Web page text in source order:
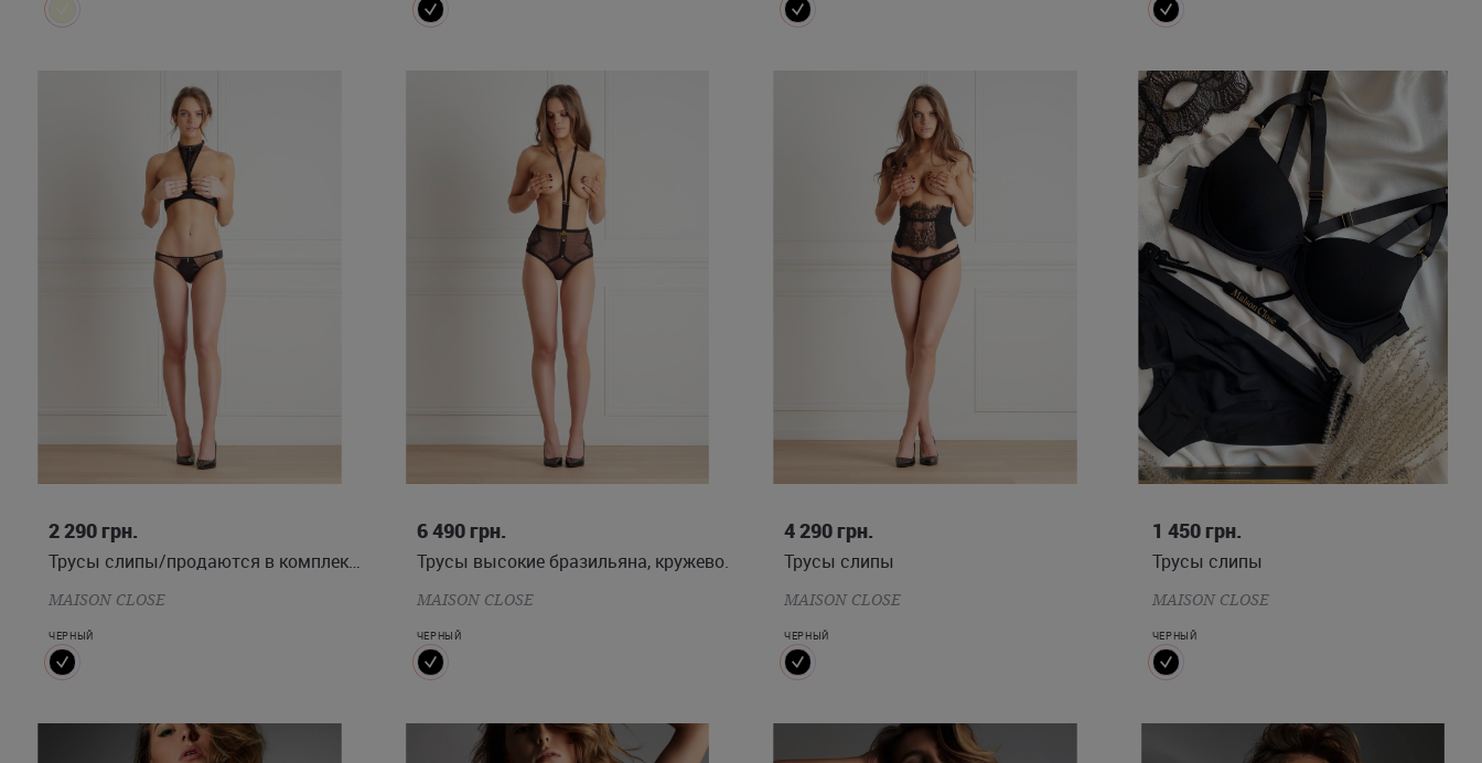
2 290 грн.
Трусы слипы/продаются в комплекте с бюстом.
MAISON CLOSE
ЧЕРНЫЙ
6 490грн.
Трусы высокие бразильяна, кружево.
MAISON CLOSE
ЧЕРНЫЙ
4 290 грн.
Трусы слипы
MAISON CLOSE
ЧЕРНЫЙ
1 450грн.
Трусы слипы
MAISON CLOSE
ЧЕРНЫЙ